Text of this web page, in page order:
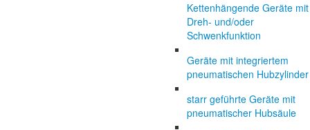
Kettenhängende Geräte mit
Dreh- und/oder
Schwenkfunktion
Geräte mit integriertem
pneumatischen Hubzylinder
starr geführte Geräte mit
pneumatischer Hubsäule